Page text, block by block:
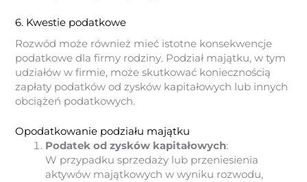
6. Kwestie podatkowe
Rozwód może również mieć istotne konsekwencje
podatkowe dla firmy rodziny. Podział majątku, w tym
udziałów w firmie, może skutkować koniecznością
zapłaty podatków od zysków kapitałowych lub innych
obciążeń podatkowych.
Opodatkowanie podziału majątku
Podatek od zysków kapitałowych:
W przypadku sprzedaży lub przeniesienia
aktywów majątkowych w wyniku rozwodu,